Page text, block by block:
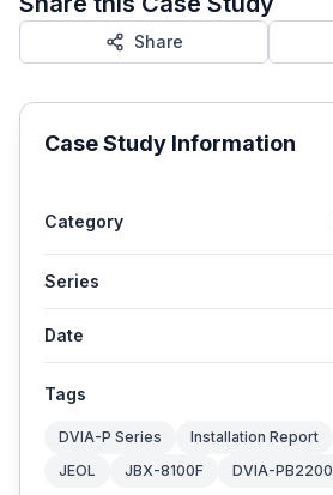
Share
Case Study Information
Category
Series
Date
Tags
DVIA-P Series Installation Report
JEOL
JBX-8100F DVIA-PB2200